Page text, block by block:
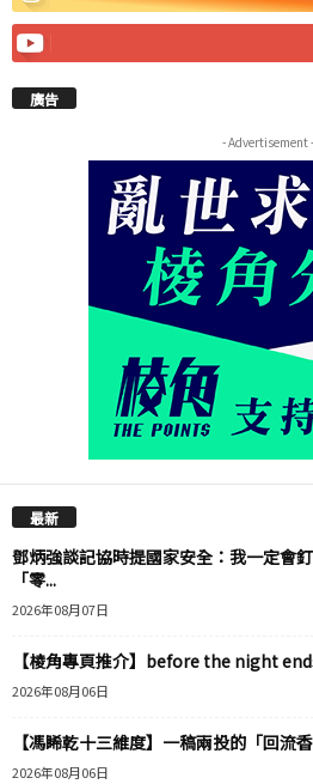
廣告
- Advertisement -
最新
鄧炳強談記協時提國家安全：我一定會
「零...
2026年08月07日
【棱角專頁推介】before the night
2026年08月06日
【馮睎乾十三維度】一稿兩投的「回流
2026年08月06日